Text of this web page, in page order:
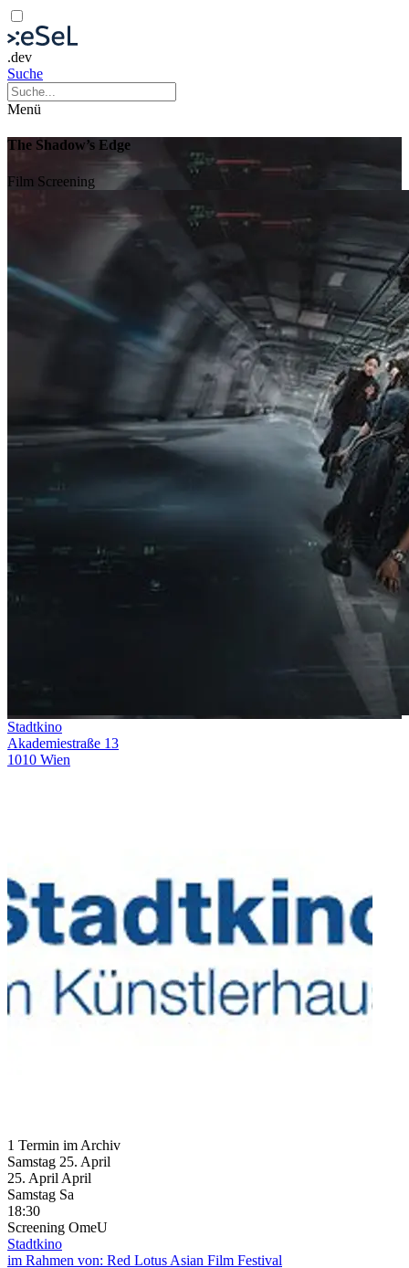
.dev
Suche
Menü
The Shadow’s Edge
Film Screening
Stadtkino
Akademiestraße 13
1010 Wien
1 Termin im Archiv
Samstag 25. April
25. April April
Samstag Sa
18:30
Screening OmeU
Stadtkino
im Rahmen von: Red Lotus Asian Film Festival